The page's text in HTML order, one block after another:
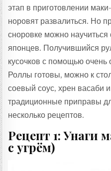
этап в приготовлении
норовят развалиться. Но
сноровке можно
японцев. Получившийся
кусочков с помощью очень
Роллы готовы, можно к
соевый соус, хрен васаби
традиционные приправы
несколько рецептов.
Рецепт 1: Унаги
с угрём)